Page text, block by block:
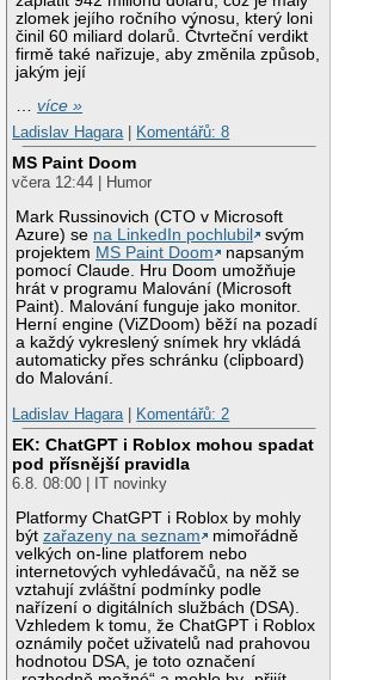
zlomek jejího ročního výnosu, který loni
činil 60 miliard dolarů. Čtvrteční verdikt
firmě také nařizuje, aby změnila způsob,
jakým její
…více »
Ladislav Hagara
Komentářů: 8
MS Paint Doom
včera 12:44 | Humor
Mark Russinovich (CTO v Microsoft
Azure) se na LinkedIn pochlubil
svým
projektem MS Paint Doom
napsaným
pomocí Claude. Hru Doom umožňuje
hrát v programu Malování (Microsoft
Paint). Malování funguje jako monitor.
Herní engine (ViZDoom) běží na pozadí
a každý vykreslený snímek hry vkládá
automaticky přes schránku (clipboard)
do Malování.
Ladislav Hagara
Komentářů: 2
EK: ChatGPT i Roblox mohou spadat
pod přísnější pravidla
6.8. 08:00 | IT novinky
Platformy ChatGPT i Roblox by mohly
býtzařazeny na seznam
mimořádně
velkých on-line platforem nebo
internetových vyhledávačů, na něž se
vztahují zvláštní podmínky podle
nařízení o digitálních službách (DSA).
Vzhledem k tomu, že ChatGPT i Roblox
oznámily počet uživatelů nad prahovou
hodnotou DSA, je toto označení